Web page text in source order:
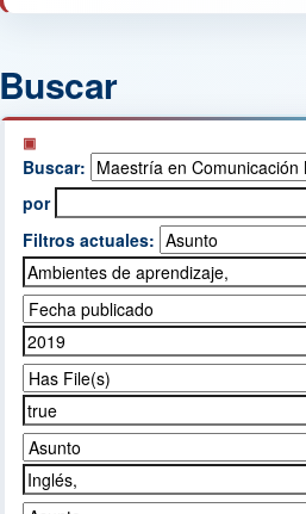
Buscar
Buscar:
por
Filtros actuales: